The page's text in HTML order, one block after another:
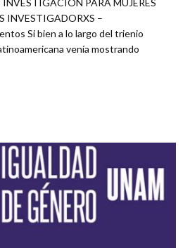
PARA MUJERES
INVESTIGADORXS –
Si bien a lo largo del trienio
venía mostrando